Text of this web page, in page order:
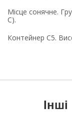
Місце сонячне.
С).
Контейнер С5.
Інші